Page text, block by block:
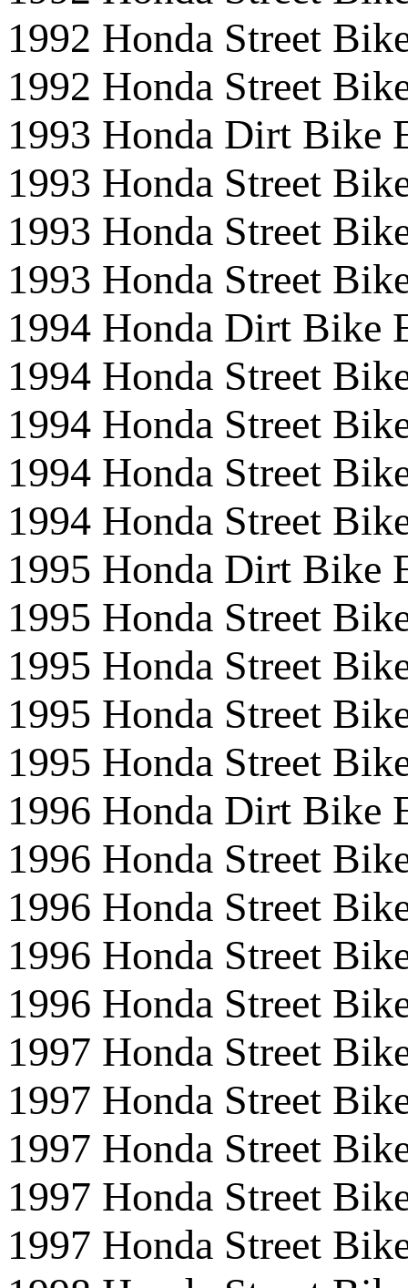
1992 Honda Street
1992 Honda Street
1993 Honda Dirt Bike
1993 Honda Street
1993 Honda Street
1993 Honda Street
1994 Honda Dirt Bike
1994 Honda Street
1994 Honda Street
1994 Honda Street
1994 Honda Street
1995 Honda Dirt Bike
1995 Honda Street
1995 Honda Street
1995 Honda Street
1995 Honda Street
1996 Honda Dirt Bike
1996 Honda Street
1996 Honda Street
1996 Honda Street
1996 Honda Street
1997 Honda Street
1997 Honda Street
1997 Honda Street
1997 Honda Street
1997 Honda Street